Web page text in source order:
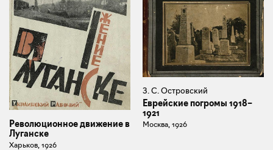
Революционное движение в
Луганске
Харьков, 1926
З. С. Островский
Еврейские погромы 1918–
1921
Москва, 1926